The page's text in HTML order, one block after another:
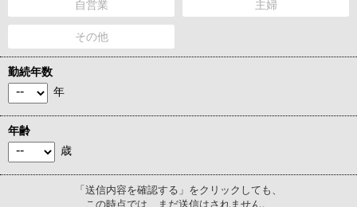
自営業 主婦
その他
勤続年数
年
年齢
歳
「送信内容を確認する」をクリックしても、
この時点では、まだ送信はされません。